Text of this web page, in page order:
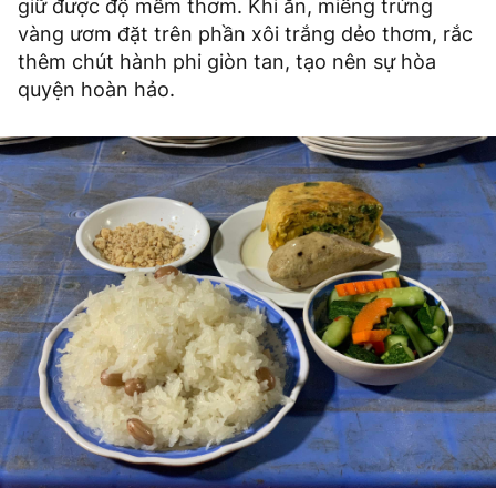
giữ được độ mềm thơm. Khi ăn, miếng trứng
vàng ươm đặt trên phần xôi trắng dẻo thơm, rắc
thêm chút hành phi giòn tan, tạo nên sự hòa
quyện hoàn hảo.